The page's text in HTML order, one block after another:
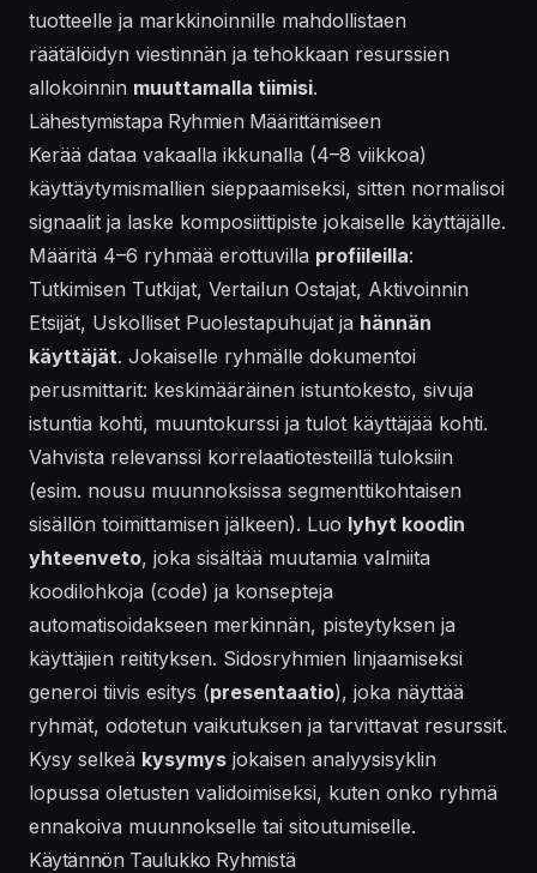
tuotteelle ja markkinoinnille mahdollistaen
räätälöidyn viestinnän ja tehokkaan resurssien
allokoinnin muuttamalla tiimisi.
Lähestymistapa Ryhmien Määrittämiseen
Kerää dataa vakaalla ikkunalla (4–8 viikkoa)
käyttäytymismallien sieppaamiseksi, sitten normalisoi
signaalit ja laske komposiittipiste jokaiselle käyttäjälle.
Määritä 4–6 ryhmää erottuvilla profiileilla:
Tutkimisen Tutkijat, Vertailun Ostajat, Aktivoinnin
Etsijät, Uskolliset Puolestapuhujat ja hännän
käyttäjät. Jokaiselle ryhmälle dokumentoi
perusmittarit: keskimääräinen istuntokesto, sivuja
istuntia kohti, muuntokurssi ja tulot käyttäjää kohti.
Vahvista relevanssi korrelaatiotesteillä tuloksiin
(esim. nousu muunnoksissa segmenttikohtaisen
sisällön toimittamisen jälkeen). Luo lyhyt koodin
yhteenveto, joka sisältää muutamia valmiita
koodilohkoja (code) ja konsepteja
automatisoidakseen merkinnän, pisteytyksen ja
käyttäjien reitityksen. Sidosryhmien linjaamiseksi
generoi tiivis esitys (presentaatio), joka näyttää
ryhmät, odotetun vaikutuksen ja tarvittavat resurssit.
Kysy selkeä kysymys jokaisen analyysisyklin
lopussa oletusten validoimiseksi, kuten onko ryhmä
ennakoiva muunnokselle tai sitoutumiselle.
Käytännön Taulukko Ryhmistä